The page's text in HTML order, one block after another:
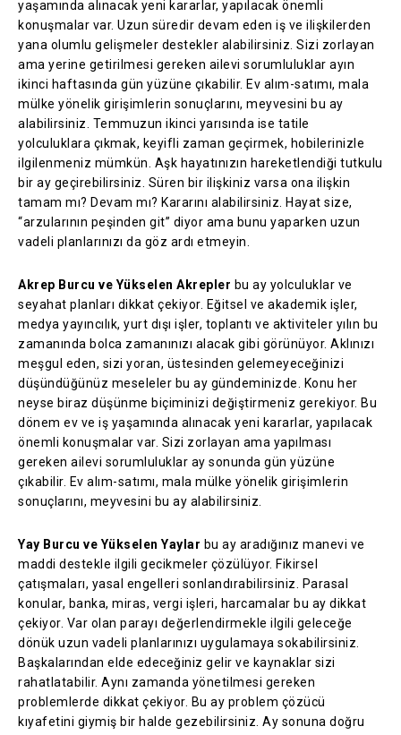
yaşamında alınacak yeni kararlar, yapılacak önemli
konuşmalar var. Uzun süredir devam eden iş ve ilişkilerden
yana olumlu gelişmeler destekler alabilirsiniz. Sizi zorlayan
ama yerine getirilmesi gereken ailevi sorumluluklar ayın
ikinci haftasında gün yüzüne çıkabilir. Ev alım-satımı, mala
mülke yönelik girişimlerin sonuçlarını, meyvesini bu ay
alabilirsiniz. Temmuzun ikinci yarısında ise tatile
yolculuklara çıkmak, keyifli zaman geçirmek, hobilerinizle
ilgilenmeniz mümkün. Aşk hayatınızın hareketlendiği tutkulu
bir ay geçirebilirsiniz. Süren bir ilişkiniz varsa ona ilişkin
tamam mı? Devam mı? Kararını alabilirsiniz. Hayat size,
“arzularının peşinden git” diyor ama bunu yaparken uzun
vadeli planlarınızı da göz ardı etmeyin.
Akrep Burcu ve Yükselen Akrepler bu ay yolculuklar ve
seyahat planları dikkat çekiyor. Eğitsel ve akademik işler,
medya yayıncılık, yurt dışı işler, toplantı ve aktiviteler yılın bu
zamanında bolca zamanınızı alacak gibi görünüyor. Aklınızı
meşgul eden, sizi yoran, üstesinden gelemeyeceğinizi
düşündüğünüz meseleler bu ay gündeminizde. Konu her
neyse biraz düşünme biçiminizi değiştirmeniz gerekiyor. Bu
dönem ev ve iş yaşamında alınacak yeni kararlar, yapılacak
önemli konuşmalar var. Sizi zorlayan ama yapılması
gereken ailevi sorumluluklar ay sonunda gün yüzüne
çıkabilir. Ev alım-satımı, mala mülke yönelik girişimlerin
sonuçlarını, meyvesini bu ay alabilirsiniz.
Yay Burcu ve Yükselen Yaylar bu ay aradığınız manevi ve
maddi destekle ilgili gecikmeler çözülüyor. Fikirsel
çatışmaları, yasal engelleri sonlandırabilirsiniz. Parasal
konular, banka, miras, vergi işleri, harcamalar bu ay dikkat
çekiyor. Var olan parayı değerlendirmekle ilgili geleceğe
dönük uzun vadeli planlarınızı uygulamaya sokabilirsiniz.
Başkalarından elde edeceğiniz gelir ve kaynaklar sizi
rahatlatabilir. Aynı zamanda yönetilmesi gereken
problemlerde dikkat çekiyor. Bu ay problem çözücü
kıyafetini giymiş bir halde gezebilirsiniz. Ay sonuna doğru